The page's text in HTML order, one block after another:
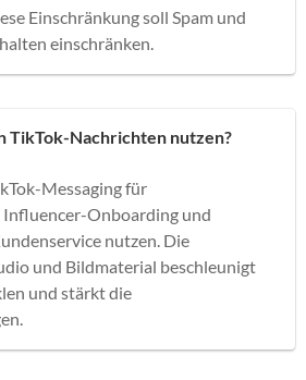
Einschränkung soll Spam und
einschränken.
TikTok-Nachrichten nutzen?
Messaging für
Onboarding und
nutzen. Die
und Bildmaterial beschleunigt
und stärkt die